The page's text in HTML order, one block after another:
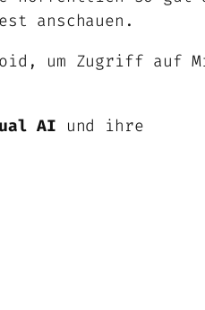
anschauen.
um Zugriff auf
AI und ihre